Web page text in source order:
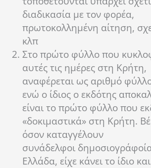
διαδικασία με τον φορέα,
πρωτοκολλημένη αίτηση,
κλπ
Στο πρώτο φύλλο που
αυτές τις ημέρες στη Κρήτη,
αναφέρεται ως αριθμό
ενώ ο ίδιος ο εκδότης
είναι το πρώτο φύλλο που
«δοκιμαστικά» στη Κρήτη.
όσον καταγγέλουν
συνάδελφοι
Ελλάδα, είχε κάνει το ίδιο